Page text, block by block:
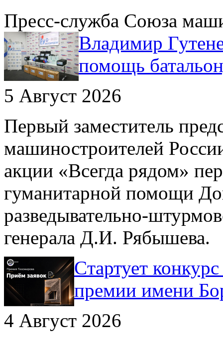
Пресс-служба Союза
Владимир
помощь
5 Август 2026
Первый заместитель
машиностроителей
акции «Всегда рядом»
гуманитарной помощи
разведывательно-
генерала Д.И. Рябышева.
Cтартует
премии имени
4 Август 2026